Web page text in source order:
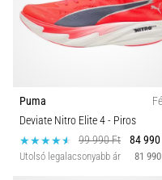
Puma
Deviate Nitro Elite 4- Piros
99 990 Ft
84
Utolsó legalacsonyabb ár 81